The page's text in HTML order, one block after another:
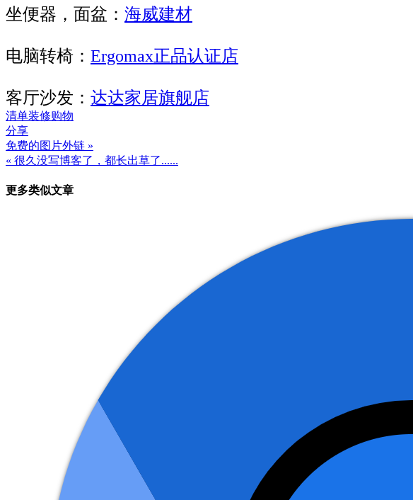
坐便器，面盆： 海威建材
电脑转椅： Ergomax正品认证店
客厅沙发： 达达家居旗舰店
清单装修购物
分享
文
章
导
免费的图片外链 »
« 很久没写博客了，都长出草了......
更多类似文章